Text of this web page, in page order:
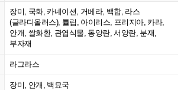
장미, 국화, 카네이션, 거베라, 백합, 라스
(글라디올러스), 튤립, 아이리스, 프리지아, 카라,
안개, 쌀화환, 관엽식물, 동양란, 서양란, 분재,
부자재
라그라스
장미, 안개, 백묘국